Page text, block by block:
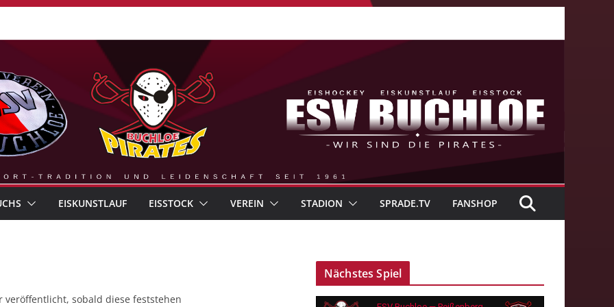
EISKUNSTLAUF EISSTOCK VEREIN STADION SPRADE.TV FANSHOP
veröffentlicht, sobald diese feststehen
Nächstes Spiel